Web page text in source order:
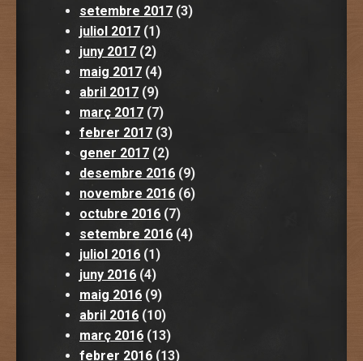
setembre 2017 (3)
juliol 2017 (1)
juny 2017 (2)
maig 2017 (4)
abril 2017 (9)
març 2017 (7)
febrer 2017 (3)
gener 2017 (2)
desembre 2016 (9)
novembre 2016 (6)
octubre 2016 (7)
setembre 2016 (4)
juliol 2016 (1)
juny 2016 (4)
maig 2016 (9)
abril 2016 (10)
març 2016 (13)
febrer 2016 (13)